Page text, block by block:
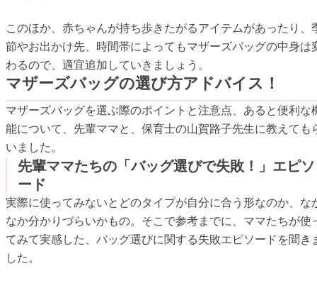
このほか、赤ちゃんが持ち歩きたがるアイテムがあったり、
節やお出かけ先、時間帯によってもマザーズバッグの中身は
わるので、適宜追加していきましょう。
マザーズバッグの選び方アドバイス！
マザーズバッグを選ぶ際のポイントと注意点、あると便利な
能について、先輩ママと、保育士の山賀路子先生に教えても
いました。
先輩ママたちの「バッグ選びで失敗！」エピソ
ード
実際に使ってみないとどのタイプが自分に合う形なのか、な
なか分かりづらいかもの。そこで参考までに、ママたちが使
てみて実感した、バッグ選びに関する失敗エピソードを聞き
した。